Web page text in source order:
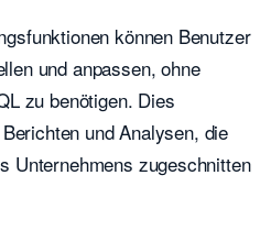
können Benutzer
und anpassen, ohne
zu benötigen. Dies
und Analysen, die
Unternehmens zugeschnitten